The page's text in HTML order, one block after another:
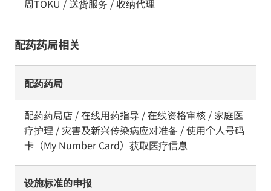
周TOKU / 送货服务 / 收纳代理
配药药局相关
配药药局
配药药局店 / 在线用药指导 / 在线资格审核 / 家庭医
疗护理 / 灾害及新兴传染病应对准备 / 使用个人号码
卡（My Number Card）获取医疗信息
设施标准的申报